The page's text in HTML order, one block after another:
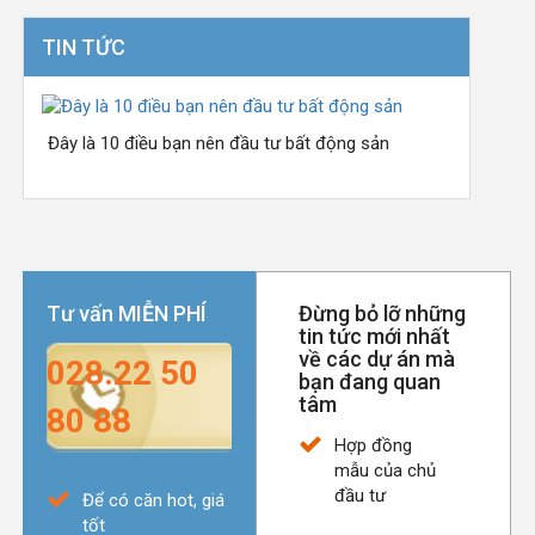
TIN TỨC
Đây là 10 điều bạn nên đầu tư bất động sản
Tư vấn MIỄN PHÍ
028.22 50
80 88
Để có căn hot, giá
tốt
Đừng bỏ lỡ những
tin tức mới nhất
về các dự án mà
bạn đang quan
tâm
Hợp đồng
mẫu của chủ
đầu tư